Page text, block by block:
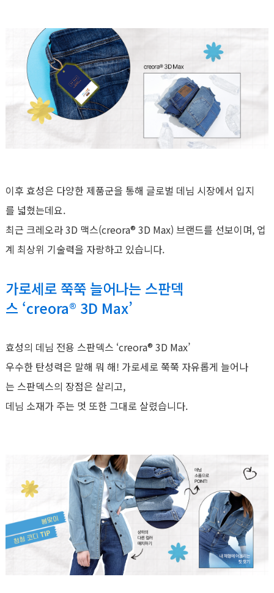
이후 효성은 다양한 제품군을 통해 글로벌 데님 시장에서 입지
를 넓혔는데요.
최근 크레오라 3D 맥스(creora® 3D Max) 브랜드를 선보이며, 업
계 최상위 기술력을 자랑하고 있습니다.
가로세로 쭉쭉 늘어나는 스판덱
스 ‘creora® 3D Max’
효성의 데님 전용 스판덱스 ‘creora® 3D Max’
우수한 탄성력은 말해 뭐 해! 가로세로 쭉쭉 자유롭게 늘어나
는 스판덱스의 장점은 살리고,
데님 소재가 주는 멋 또한 그대로 살렸습니다.